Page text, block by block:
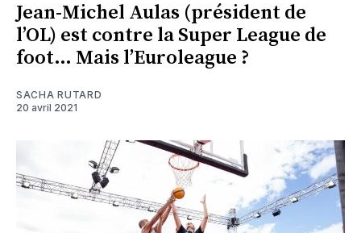
Jean-Michel Aulas (président de
l’OL) est contre la Super League de
foot… Mais l’Euroleague ?
SACHA RUTARD
20 avril 2021